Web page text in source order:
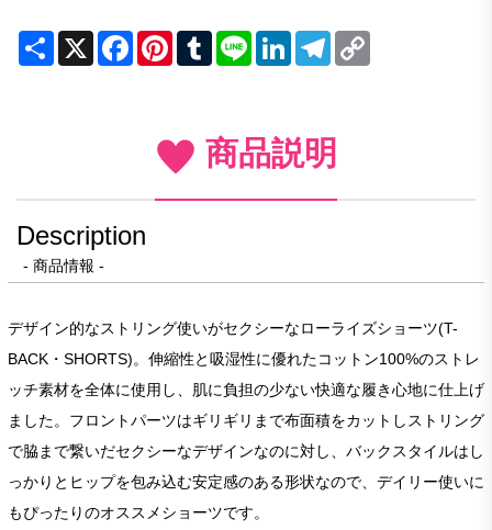
Share X FacebookPinterestTumblrLine LinkedInTelegram
商品説明
Description
- 商品情報 -
デザイン的なストリング使いがセクシーなローライズショーツ(T-
BACK・SHORTS)。伸縮性と吸湿性に優れたコットン100%のストレ
ッチ素材を全体に使用し、肌に負担の少ない快適な履き心地に仕上げ
ました。フロントパーツはギリギリまで布面積をカットしストリング
で脇まで繋いだセクシーなデザインなのに対し、バックスタイルはし
っかりとヒップを包み込む安定感のある形状なので、デイリー使いに
もぴったりのオススメショーツです。